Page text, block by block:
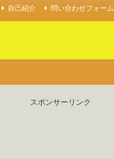
自己紹介 問い合わせフォーム
スポンサーリンク